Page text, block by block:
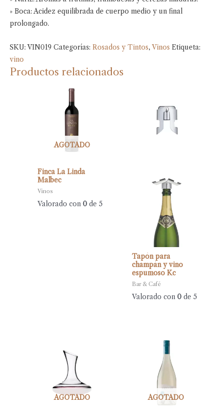
» Boca: Acidez equilibrada de cuerpo medio y un final
prolongado.
SKU: VIN019 Categorías: Rosados y Tintos, Vinos Etiqueta:
vino
Productos relacionados
AGOTADO
Finca La Linda
Malbec
Vinos
Valorado con0 de 5
Tapón para
champán y vino
espumoso Kc
Bar & Café
Valorado con 0de 5
AGOTADO AGOTADO